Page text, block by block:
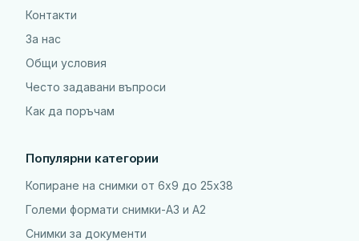
Контакти
За нас
Общи условия
Често задавани въпроси
Как да поръчам
Популярни категории
Копиране на снимки от 6x9 до 25х38
Големи формати снимки-А3 и А2
Снимки за документи